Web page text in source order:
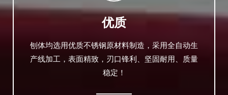
优质
刨体均选用优质不锈钢原材料制造，采用全自动生
产线加工，表面精致，刃口锋利、坚固耐用、质量
稳定！